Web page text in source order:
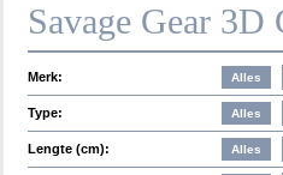
Savage Gear 3D
Merk:
Type:
Lengte (cm):